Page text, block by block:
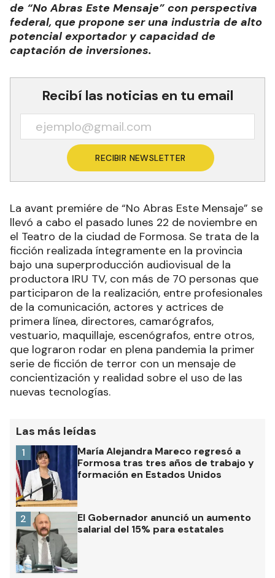
de “No Abras Este Mensaje” con perspectiva
federal, que propone ser una industria de alto
potencial exportador y capacidad de
captación de inversiones.
Recibí las noticias en tu email
RECIBIR NEWSLETTER
La avant premiére de “No Abras Este Mensaje” se
llevó a cabo el pasado lunes 22 de noviembre en
el Teatro de la ciudad de Formosa. Se trata de la
ficción realizada íntegramente en la provincia
bajo una superproducción audiovisual de la
productora IRU TV, con más de 70 personas que
participaron de la realización, entre profesionales
de la comunicación, actores y actrices de
primera línea, directores, camarógrafos,
vestuario, maquillaje, escenógrafos, entre otros,
que lograron rodar en plena pandemia la primer
serie de ficción de terror con un mensaje de
concientización y realidad sobre el uso de las
nuevas tecnologías.
Las más leídas
María Alejandra Mareco regresó a
Formosa tras tres años de trabajo y
formación en Estados Unidos
1
El Gobernador anunció un aumento
salarial del 15% para estatales
2